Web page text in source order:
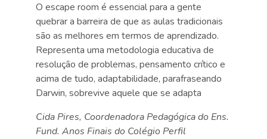
O escape room é essencial para a gente
quebrar a barreira de que as aulas tradicionais
são as melhores em termos de aprendizado.
Representa uma metodologia educativa de
resolução de problemas, pensamento crítico e
acima de tudo, adaptabilidade, parafraseando
Darwin, sobrevive aquele que se adapta
Cida Pires, Coordenadora Pedagógica do Ens.
Fund. Anos Finais do Colégio Perfil